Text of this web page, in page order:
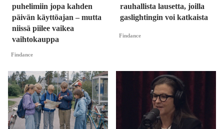
puhelimiin jopa kahden
päivän käyttöajan – mutta
niissä piilee vaikea
vaihtokauppa
Findance
rauhallista lausetta, joilla
gaslightingin voi katkaista
Findance